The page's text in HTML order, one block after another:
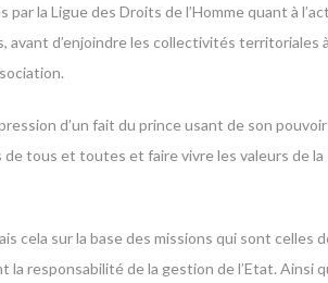
la Ligue des Droits de l’Homme quant à
d’enjoindre les collectivités territoriales
d’un fait du prince usant de son
tous et toutes et faire vivre les valeurs de la
cela sur la base des missions qui sont celles
responsabilité de la gestion de l’Etat. Ainsi